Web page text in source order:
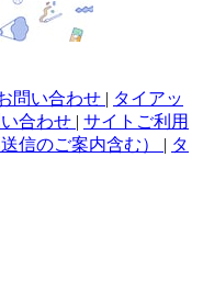
問い合わせ | タイアッ
合わせ | サイトご利用
信のご案内含む） | タ